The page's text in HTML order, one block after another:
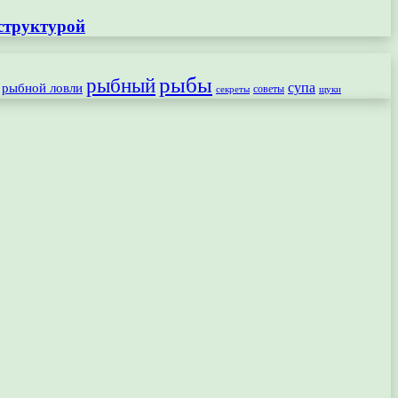
рыбной ловли рыбныйрыбы секреты советы супа щуки